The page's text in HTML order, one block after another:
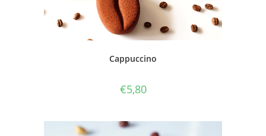
Cappuccino
€5,80